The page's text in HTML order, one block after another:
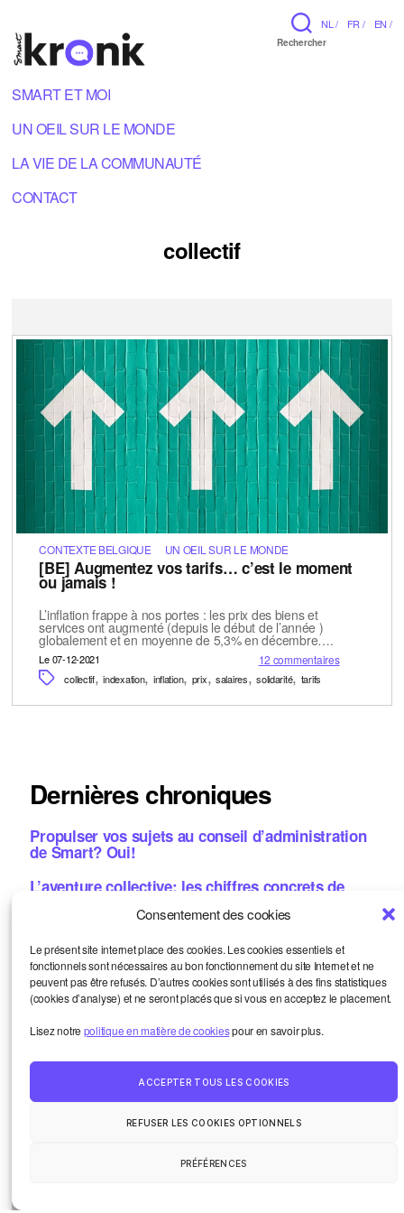
Consentement des cookies
Le présent site internet place des cookies. Les cookies essentiels et
fonctionnels sont nécessaires au bon fonctionnement du site Internet et ne
peuvent pas être refusés. D’autres cookies sont utilisés à des fins statistiques
(cookies d’analyse) et ne seront placés que si vous en acceptez le placement.
Lisez notrepolitique en matière de cookiespour en savoir plus.
ACCEPTER TOUS LES COOKIES
REFUSER LES COOKIES OPTIONNELS
PRÉFÉRENCES
NL / FR / EN /
Rechercher
SMART ET MOI
UN OEIL SUR LE MONDE
LA VIE DE LA COMMUNAUTÉ
CONTACT
collectif
CONTEXTE BELGIQUE UN OEIL SUR LE MONDE
[BE] Augmentez vos tarifs… c’est le moment
ou jamais !
L’inflation frappe à nos portes : les prix des biens et
services ont augmenté (depuis le début de l’année )
globalement et en moyenne de 5,3% en décembre….
Le 07-12-2021 12 commentaires
collectif,indexation, inflation, prix, salaires,solidarité, tarifs
Dernières chroniques
Propulser vos sujets au conseil d’administration
de Smart? Oui!
L’aventure collective: les chiffres concrets de
thématiques
Let’s coop! Résultats du vote, replay, images
Métiers de la bande dessinée: une aide concrète?
Candidatez!
Smart et moi